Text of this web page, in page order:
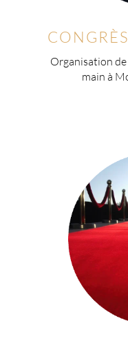
Organisation
main à